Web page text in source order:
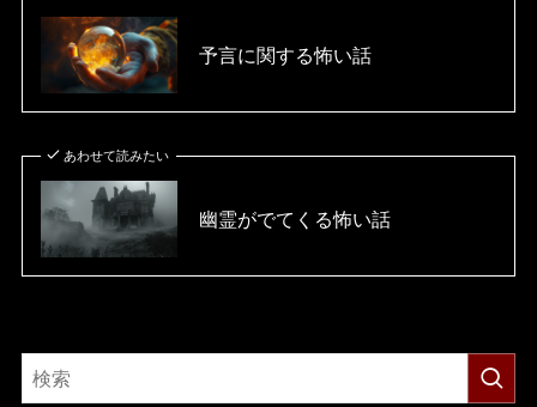
予言に関する怖い話
あわせて読みたい
幽霊がでてくる怖い話